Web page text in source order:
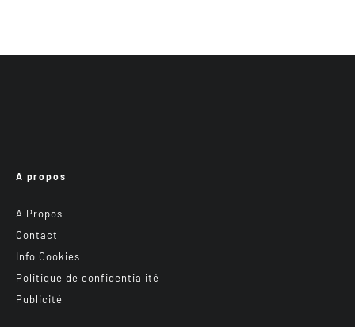
A propos
A Propos
Contact
Info Cookies
Politique de confidentialité
Publicité